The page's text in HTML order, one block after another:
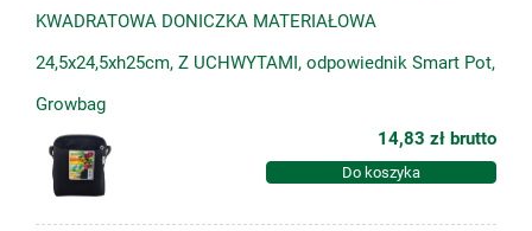
KWADRATOWA DONICZKA MATERIAŁOWA
24,5x24,5xh25cm, Z UCHWYTAMI, odpowiednik Smart Pot,
Growbag
14,83 zł brutto
Do koszyka